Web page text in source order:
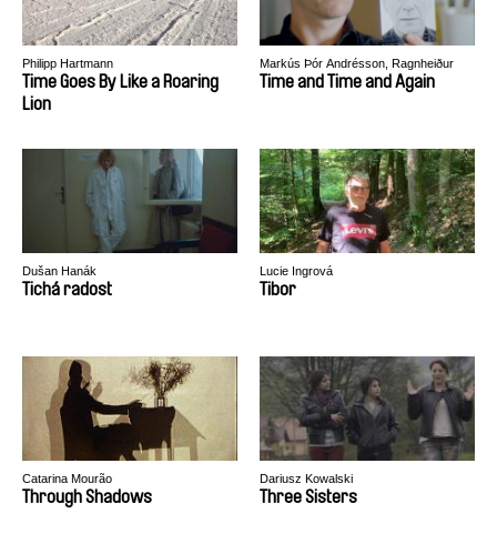
Philipp Hartmann
Time Goes By Like a Roaring
Lion
Markús Þór Andrésson, Ragnheiður
Gestsdóttir
Time and Time and Again
Dušan Hanák
Tichá radost
Lucie Ingrová
Tibor
Catarina Mourão
Through Shadows
Dariusz Kowalski
Three Sisters